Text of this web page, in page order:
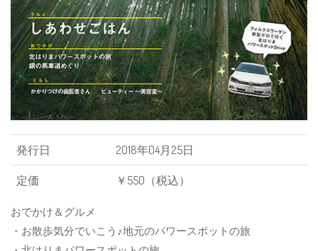
発行日 2018年04月25日
定価 ￥550（税込）
おでかけ＆グルメ
・お散歩気分でいこう♪地元のパワースポットの旅